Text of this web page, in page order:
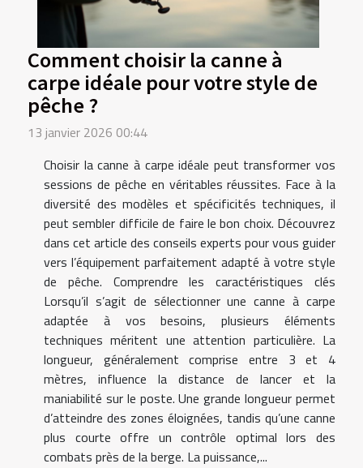
Comment choisir la canne à
carpe idéale pour votre style de
pêche ?
13 janvier 2026 00:44
Choisir la canne à carpe idéale peut transformer vos
sessions de pêche en véritables réussites. Face à la
diversité des modèles et spécificités techniques, il
peut sembler difficile de faire le bon choix. Découvrez
dans cet article des conseils experts pour vous guider
vers l’équipement parfaitement adapté à votre style
de pêche. Comprendre les caractéristiques clés
Lorsqu’il s’agit de sélectionner une canne à carpe
adaptée à vos besoins, plusieurs éléments
techniques méritent une attention particulière. La
longueur, généralement comprise entre 3 et 4
mètres, influence la distance de lancer et la
maniabilité sur le poste. Une grande longueur permet
d’atteindre des zones éloignées, tandis qu’une canne
plus courte offre un contrôle optimal lors des
combats près de la berge. La puissance,...